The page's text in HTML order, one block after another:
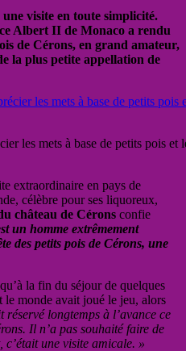
visite en toute simplicité.
Albert II de Monaco a rendu
de Cérons, en grand amateur,
la plus petite appellation de
les mets à base de petits pois
extraordinaire en pays de
célèbre pour ses liquoreux,
château de Cérons confie
un homme extrêmement
des petits pois de Cérons, une
la fin du séjour de quelques
monde avait joué le jeu, alors
réservé longtemps à l’avance ce
Il n’a pas souhaité faire de
une visite amicale. »